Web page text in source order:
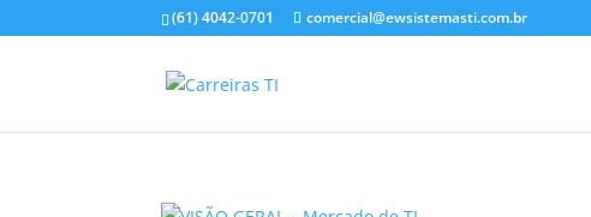
(61) 4042-0701 comercial@ewsistemasti.com.br